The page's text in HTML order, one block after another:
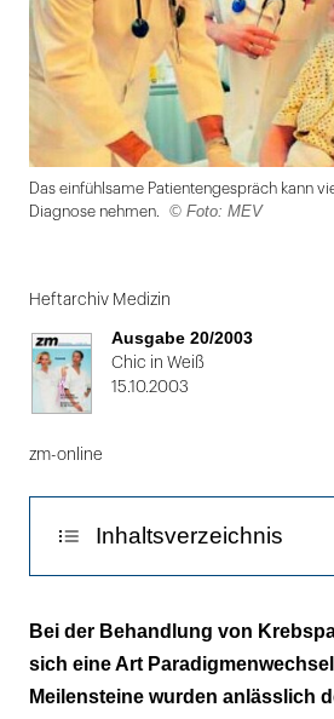
Das einfühlsame Patientengespräch kann
Diagnose nehmen.
© Foto: MEV
1
von
2
Heftarchiv Medizin
Ausgabe 20/2003
Chic in Weiß
15.10.2003
zm-online
Inhaltsverzeichnis
Patientenseminar zum
Der Wunsch nach mehr
Bei der Behandlung von
sich eine Art
Meilensteine wurden anlässlich